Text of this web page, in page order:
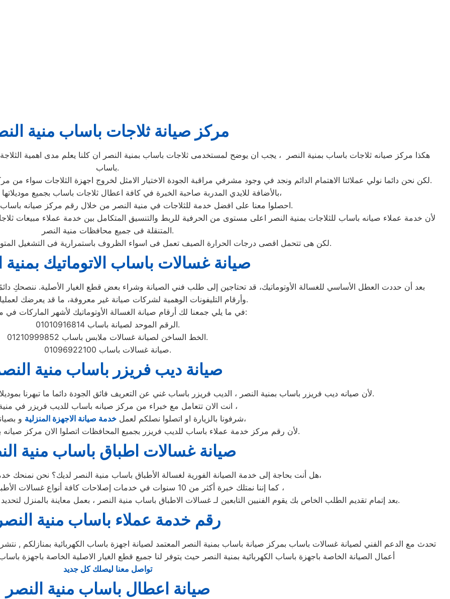
مركز صيانة ثلاجات باساب منية
هكذا مركز صيانه ثلاجات باساب بمنية النصر ، يجب ان يوضح لمستخدمى ثلاجات باساب بمنية النصر ان كلنا يعلم مدى اهمية
باساب.
لكن نحن دائما نولي عملائنا الاهتمام الدائم ونجد في وجود مشرفي مراقبة الجودة الاختيار الامثل لخروج اجهزة الثلاجات سواء من مركز الصيانه لثلاجات باساب المعتمد بمنية النصر او من منزل العميل.
بالأضافة للايدي المدربة صاحبة الخبرة في كافة اعطال ثلاجات باساب بجميع موديلاتها القديم منها والحديث،
احصلوا معنا على افضل خدمة للثلاجات في منية النصر من خلال رقم مركز صيانه باساب المعتمد في منية النصر.
لأن خدمة عملاء صيانه باساب للثلاجات بمنية النصر اعلى مستوى من الحرفية للربط والتنسيق المتكامل بين خدمة عملاء مبيعات
المتنقلة فى جميع محافظات منية النصر.
لكن هى تتحمل اقصى درجات الحرارة الصيف تعمل فى اسواء الظروف باستمرارية فى التشغيل المتواصل حيث لا يضاهيها اى ثلاجات اخر.
صيانة غسالات باساب الاتوماتيك بمنية
بعد أن حددت العطل الأساسي للغسالة الأوتوماتيك، قد تحتاجين إلى طلب فني الصيانة وشراء بعض قطع الغيار الأصلية. ننصحكِ دائمًا
وأرقام التليفونات الوهمية لشركات صيانة غير معروفة، ما قد يعرضك لعمليات النصب.
في ما يلي جمعنا لك أرقام صيانة الغسالة الأوتوماتيك لأشهر الماركات في منية النصر:
الرقم الموحد لصيانة باساب 01010916814.
الخط الساخن لصيانة غسالات ملابس باساب 01210999852.
صيانة غسالات باساب 01096922100.
صيانة ديب فريزر باساب منية
لأن صيانه ديب فريزر باساب بمنية النصر ، الديب فريزر باساب غني عن التعريف فائق الجودة دائما ما تبهرنا بموديلات فريدة و مختلفة التقنية عن مثيلاتها انها باساب.
انت الان تتعامل مع خبراء من مركز صيانه باساب للديب فريزر في منية النصر ،
شرفونا بالزيارة او اتصلوا نصلكم لعملخدمة صيانة الاجهزة المنزلية
و بصيانة الفورية،
لأن رقم مركز خدمة عملاء باساب للديب فريزر بجميع المحافظات اتصلوا الان مركز صيانه باساب منية النصر مباشرة.
صيانة غسالات اطباق باساب منية
هل أنت بحاجة إلى خدمة الصيانة الفورية لغسالة الأطباق باساب منية النصر لديك؟ نحن نمنحك خدمة الصيانة الفورية التي ترغب بها،
كما إننا نمتلك خبرة أكثر من 10 سنوات في خدمات إصلاحات كافة أنواع غسالات الأطباق باساب منية النصر ،
بعد إتمام تقديم الطلب الخاص بك يقوم الفنيين التابعين لـ غسالات الاطباق باساب منية النصر ، بعمل معاينة بالمنزل لتحديد العطل، ثم القيام بإصلاحه دون سحب الجهاز إلى التوكيل.
رقم خدمة عملاء باساب منية
تحدث مع الدعم الفني لصيانة غسالات باساب بمركز صيانة باساب بمنية النصر المعتمد لصيانة اجهزة باساب الكهربائية بمنازلكم ,
أعمال الصيانة الخاصة باجهزة باساب الكهربائية بمنية النصر حيث يتوفر لنا جميع قطع الغيار الاصلية الخاصة باجهزة
تواصل معنا ليصلك كل جديد
صيانة اعطال باساب منية النصر